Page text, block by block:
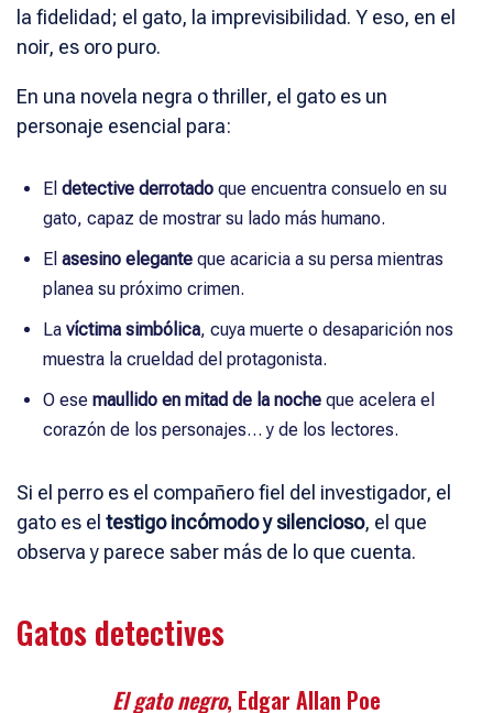
la fidelidad; el gato, la imprevisibilidad. Y eso, en el
noir, es oro puro.
En una novela negra o thriller, el gato es un
personaje esencial para:
El detective derrotado que encuentra consuelo en su
gato, capaz de mostrar su lado más humano.
El asesino elegante que acaricia a su persa mientras
planea su próximo crimen.
La víctima simbólica, cuya muerte o desaparición nos
muestra la crueldad del protagonista.
O ese maullido en mitad de la noche que acelera el
corazón de los personajes… y de los lectores.
Si el perro es el compañero fiel del investigador, el
gato es el testigo incómodo y silencioso, el que
observa y parece saber más de lo que cuenta.
Gatos detectives
El gato negro, Edgar Allan Poe